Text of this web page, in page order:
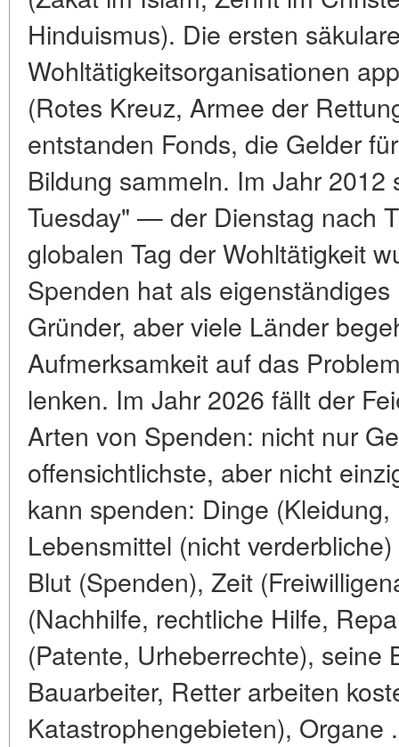
Hinduismus). Die ersten
Wohltätigkeitsorganisationen
(Rotes Kreuz, Armee der
entstanden Fonds, die Gelder
Bildung sammeln. Im Jahr
Tuesday" — der Dienstag nach
globalen Tag der Wohltätigkeit
Spenden hat als
Gründer, aber viele Länder
Aufmerksamkeit auf das
lenken. Im Jahr 2026 fällt der
Arten von Spenden: nicht nur
offensichtlichste, aber nicht
kann spenden: Dinge
Lebensmittel (nicht
Blut (Spenden), Zeit
(Nachhilfe, rechtliche Hilfe,
(Patente, Urheberrechte), seine
Bauarbeiter, Retter arbeiten
Katastrophengebieten), Organe